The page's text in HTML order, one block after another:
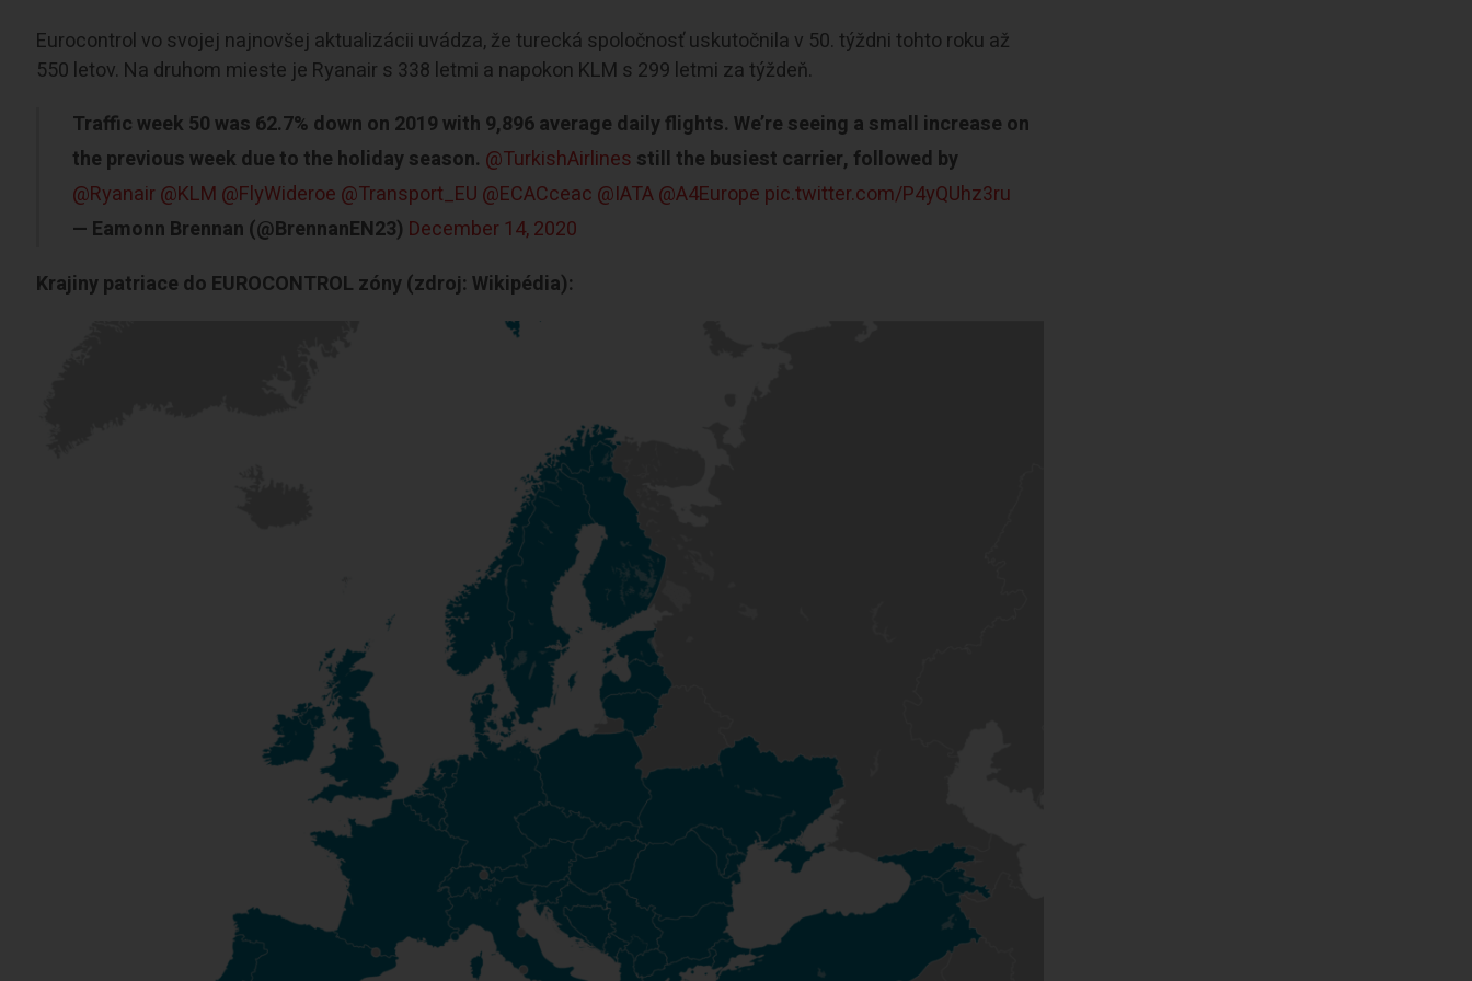
Eurocontrol vo svojej najnovšej aktualizácii uvádza, že turecká spoločnosť uskutočnila v 50. týždni tohto roku až
550 letov. Na druhom mieste je Ryanair s 338 letmi a napokon KLM s 299 letmi za týždeň.
Traffic week 50 was 62.7% down on 2019 with 9,896 average daily flights. We’re seeing a small increase on
the previous week due to the holiday season. @TurkishAirlines still the busiest carrier, followed by
@Ryanair @KLM @FlyWideroe @Transport_EU @ECACceac @IATA@A4Europe pic.twitter.com/P4yQUhz3ru
— Eamonn Brennan (@BrennanEN23) December 14, 2020
Krajiny patriace do EUROCONTROL zóny (zdroj: Wikipédia):